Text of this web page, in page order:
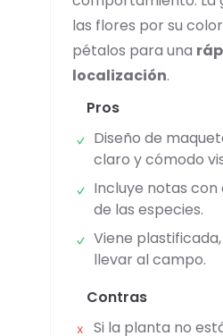
las flores por su
pétalos para una
localización.
Pros
Diseño de
claro y cómodo
Incluye notas con
de las especies.
Viene
llevar al campo.
Contras
Si la planta no